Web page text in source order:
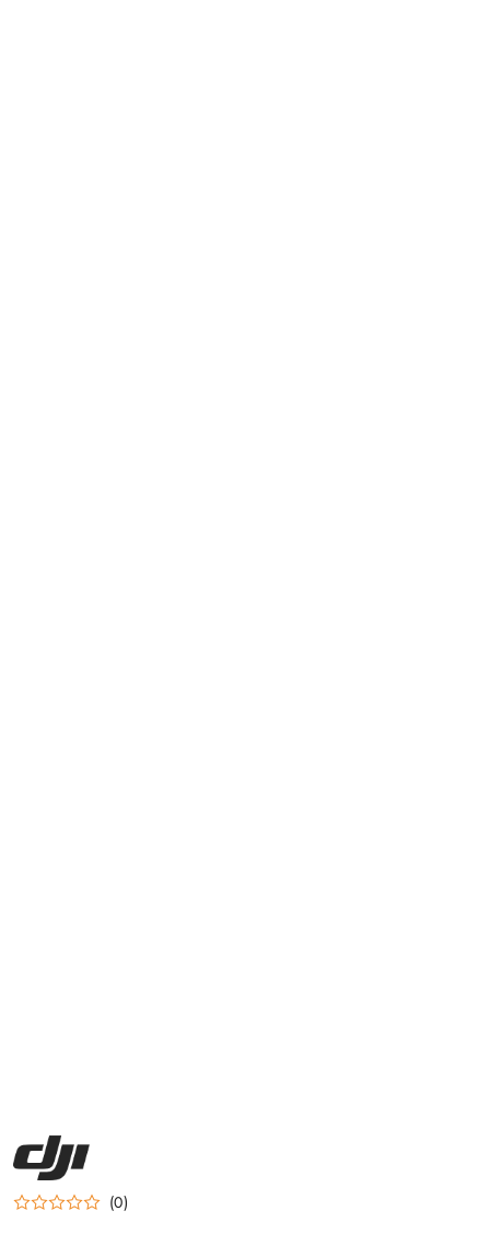
NAZWA
PRODUCENTA:
DJI
(0)